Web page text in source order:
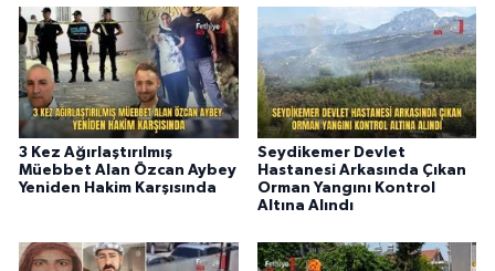
3 Kez Ağırlaştırılmış
Müebbet Alan Özcan Aybey
Yeniden Hakim Karşısında
Seydikemer Devlet
Hastanesi Arkasında Çıkan
Orman Yangını Kontrol
Altına Alındı